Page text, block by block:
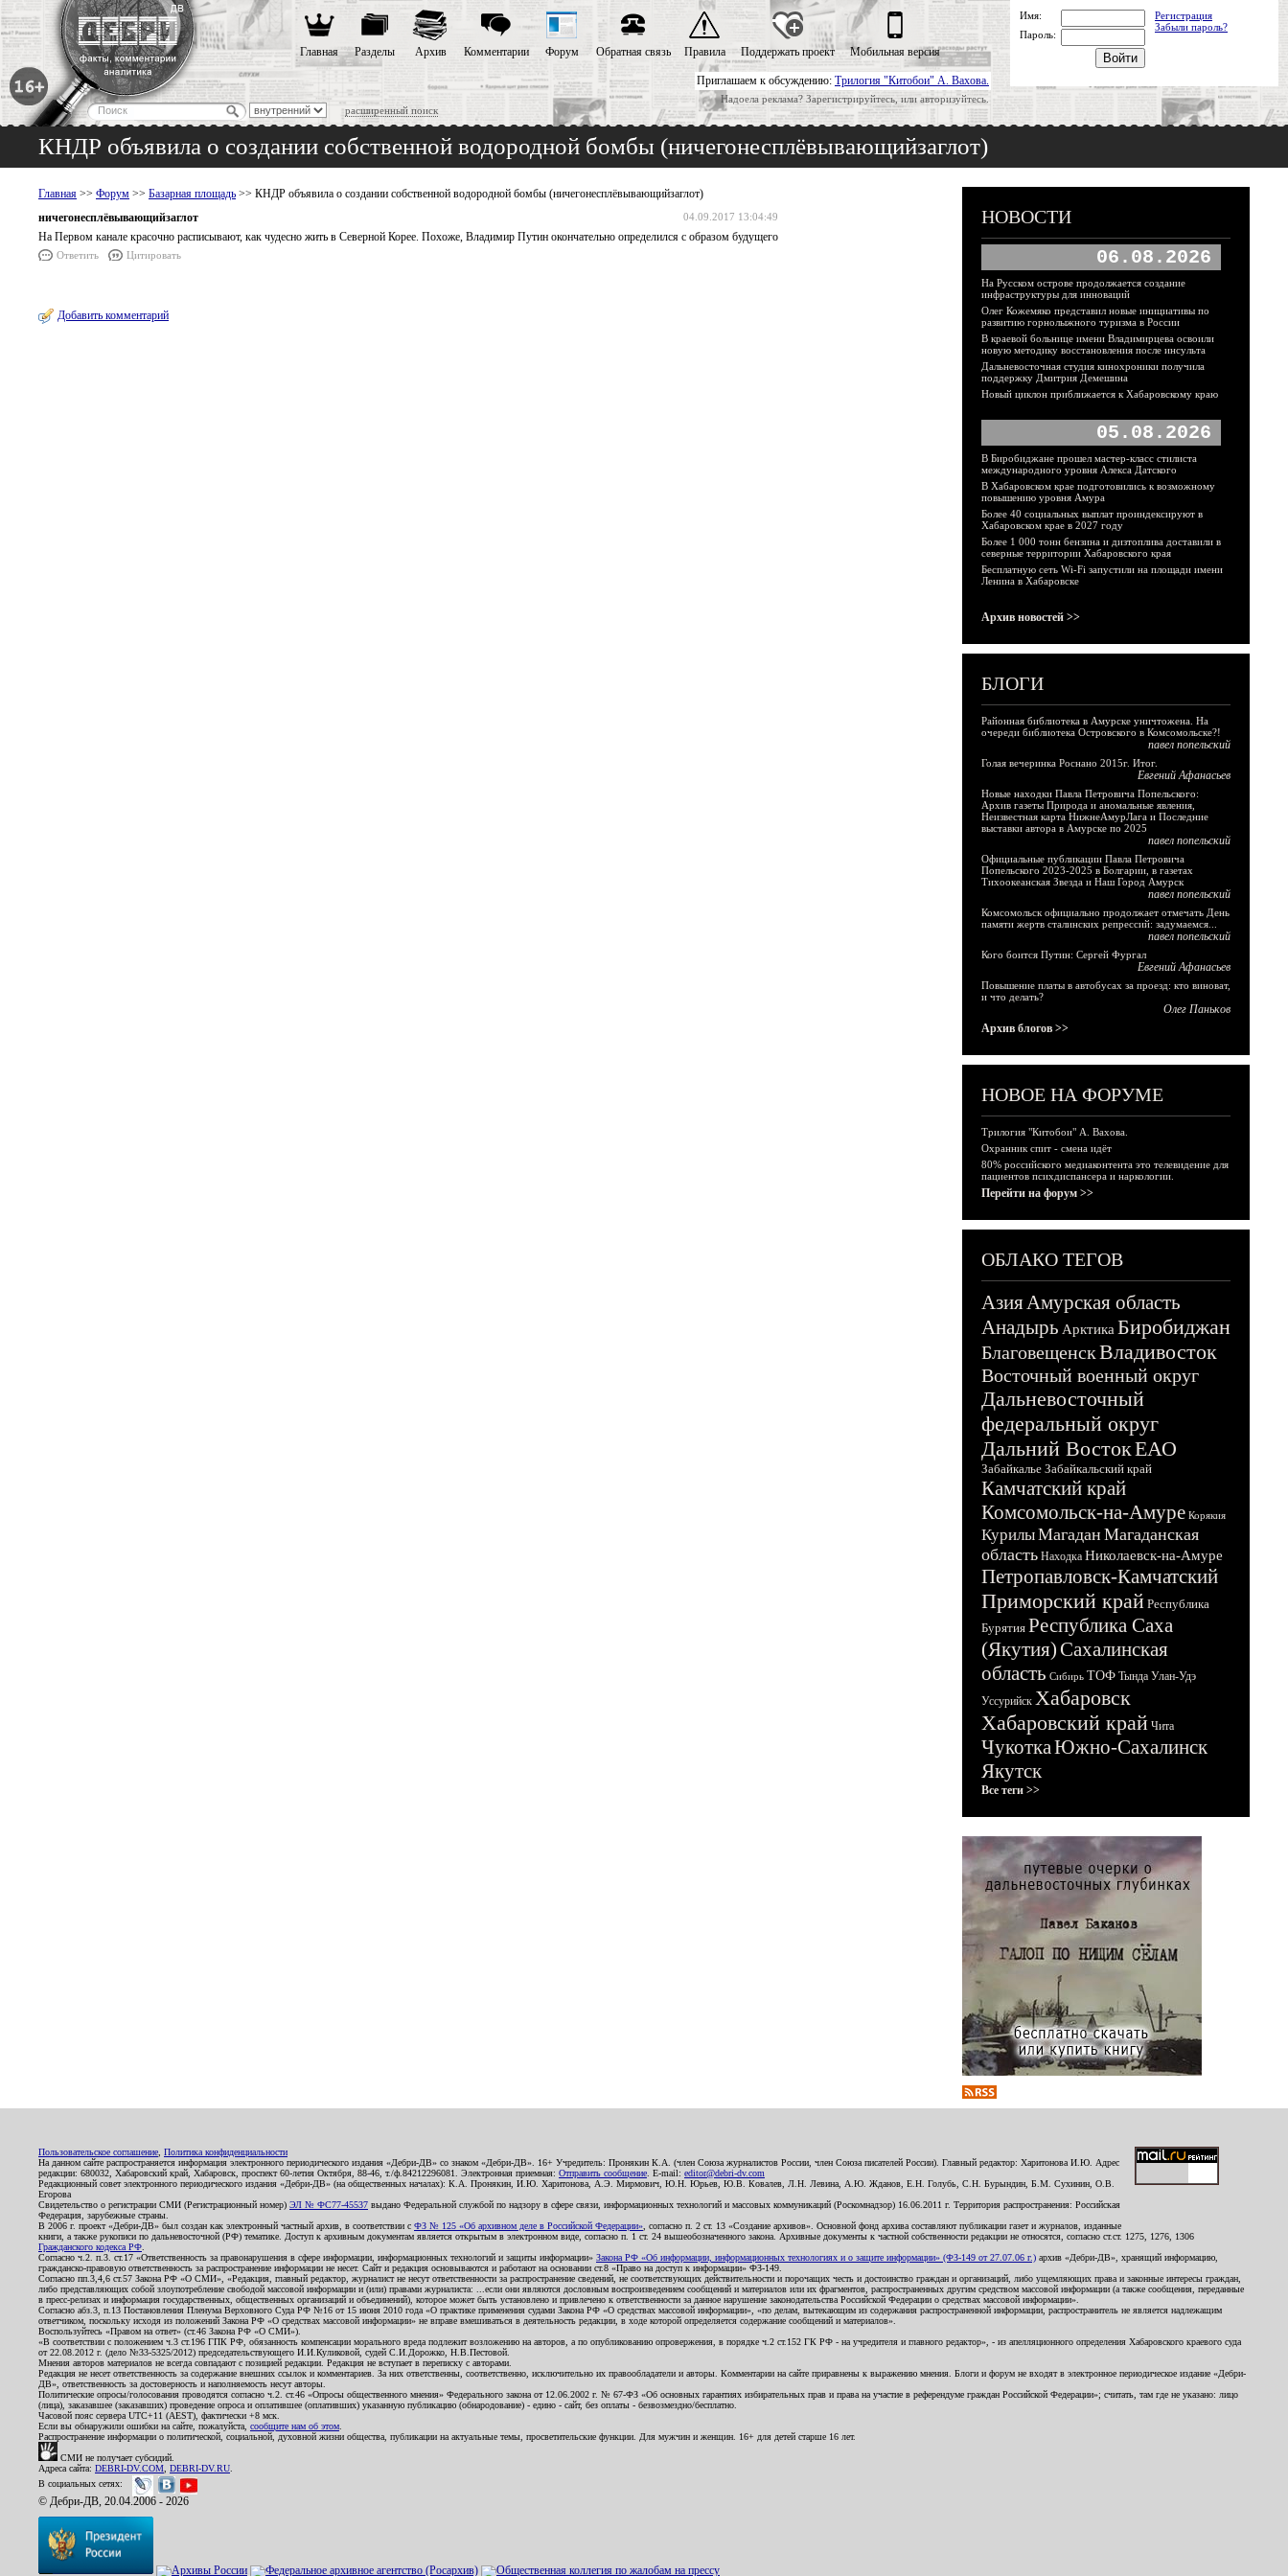
Приглашаем к обсуждению: Трилогия "Китобои" А. Вахова.
Надоела реклама? Зарегистрируйтесь, или авторизуйтесь.
расширенный поиск
Главная Разделы Архив Комментарии Форум Обратная связь Правила Поддержать проект Мобильная версия
Имя:
Регистрация
Забыли пароль?
Пароль:
КНДР объявила о создании собственной водородной бомбы (ничегонесплёвывающийзаглот)
Главная >> Форум >> Базарная площадь >> КНДР объявила о создании собственной водородной бомбы (ничегонесплёвывающийзаглот)
04.09.2017 13:04:49
ничегонесплёвывающийзаглот
На Первом канале красочно расписывают, как чудесно жить в Северной Корее. Похоже, Владимир Путин окончательно определился с образом будущего
Ответить Цитировать
Добавить комментарий
НОВОСТИ
06.08.2026
На Русском острове продолжается создание
инфраструктуры для инноваций
Олег Кожемяко представил новые инициативы по
развитию горнолыжного туризма в России
В краевой больнице имени Владимирцева освоили
новую методику восстановления после инсульта
Дальневосточная студия кинохроники получила
поддержку Дмитрия Демешина
Новый циклон приближается к Хабаровскому краю
05.08.2026
В Биробиджане прошел мастер-класс стилиста
международного уровня Алекса Датского
В Хабаровском крае подготовились к возможному
повышению уровня Амура
Более 40 социальных выплат проиндексируют в
Хабаровском крае в 2027 году
Более 1 000 тонн бензина и дизтоплива доставили в
северные территории Хабаровского края
Бесплатную сеть Wi-Fi запустили на площади имени
Ленина в Хабаровске
Архив новостей >>
БЛОГИ
Районная библиотека в Амурске уничтожена. На
очереди библиотека Островского в Комсомольске?!
павел попельский
Голая вечеринка Роснано 2015г. Итог.
Евгений Афанасьев
Новые находки Павла Петровича Попельского:
Архив газеты Природа и аномальные явления,
Неизвестная карта НижнеАмурЛага и Последние
выставки автора в Амурске по 2025
павел попельский
Официальные публикации Павла Петровича
Попельского 2023-2025 в Болгарии, в газетах
Тихоокеанская Звезда и Наш Город Амурск
павел попельский
Комсомольск официально продолжает отмечать День
памяти жертв сталинских репрессий: задумаемся...
павел попельский
Кого боится Путин: Сергей Фургал
Евгений Афанасьев
Повышение платы в автобусах за проезд: кто виноват,
и что делать?
Олег Паньков
Архив блогов >>
НОВОЕ НА ФОРУМЕ
Трилогия "Китобои" А. Вахова.
Охранник спит - смена идёт
80% российского медиаконтента это телевидение для
пациентов психдиспансера и наркологии.
Перейти на форум >>
ОБЛАКО ТЕГОВ
АзияАмурская область
Анадырь Арктика Биробиджан
БлаговещенскВладивосток
Восточный военный округ
Дальневосточный
федеральный округ
Дальний ВостокЕАО
Забайкалье Забайкальский край
Камчатский край
Комсомольск-на-Амуре Корякия
КурилыМагадан Магаданская
область Находка Николаевск-на-Амуре
Петропавловск-Камчатский
Приморский край Республика
Бурятия Республика Саха
(Якутия)Сахалинская
область Сибирь ТОФ Тында Улан-Удэ
Уссурийск Хабаровск
Хабаровский край Чита
ЧукоткаЮжно-Сахалинск
Якутск
Все теги >>
Пользовательское соглашение Политика конфиденциальности
На данном сайте распространяется информация электронного периодического издания «Дебри-ДВ» со знаком «Дебри-ДВ». 16+ Учредитель: Пронякин К.А. (член Союза журналистов России, член Союза писателей России). Главный редактор: Харитонова И.Ю. Адрес
редакции: 680032, Хабаровский край, Хабаровск, проспект 60-летия Октября, 88-46, т./ф.84212296081. Электронная приемная: Отправить сообщение . E-mail: editor@debri-dv.com
Редакционный совет электронного периодического издания «Дебри-ДВ» (на общественных началах): К.А. Пронякин, И.Ю. Харитонова, А.Э. Мирмович, Ю.Н. Юрьев, Ю.В. Ковалев, Л.Н. Левина, А.Ю. Жданов, Е.Н. Голубь, С.Н. Бурындин, Б.М. Сухинин, О.В.
Егорова
Свидетельство о регистрации СМИ (Регистрационный номер) ЭЛ № ФС77-45537 выдано Федеральной службой по надзору в сфере связи, информационных технологий и массовых коммуникаций (Роскомнадзор) 16.06.2011 г. Территория распространения: Российская
Федерация, зарубежные страны.
В 2006 г. проект «Дебри-ДВ» был создан как электронный частный архив, в соответствии с ФЗ № 125 «Об архивном деле в Российской Федерации» , согласно п. 2 ст. 13 «Создание архивов». Основной фонд архива составляют публикации газет и журналов, изданные
книги, а также рукописи по дальневосточной (РФ) тематике. Доступ к архивным документам является открытым в электронном виде, согласно п. 1 ст. 24 вышеобозначенного закона. Архивные документы к частной собственности редакции не относятся, согласно ст.ст. 1275, 1276, 1306
Гражданского кодекса РФ
Согласно ч.2. п.3. ст.17 «Ответственность за правонарушения в сфере информации, информационных технологий и защиты информации» Закона РФ «Об информации, информационных технологиях и о защите информации» (ФЗ-149 от 27.07.06 г.) архив «Дебри-ДВ», хранящий информацию,
гражданско-правовую ответственность за распространение информации не несет. Сайт и редакция основываются и работают на основании ст.8 «Право на доступ к информации» ФЗ-149.
Согласно пп.3,4,6 ст.57 Закона РФ «О СМИ», «Редакция, главный редактор, журналист не несут ответственности за распространение сведений, не соответствующих действительности и порочащих честь и достоинство граждан и организаций, либо ущемляющих права и законные интересы граждан,
либо представляющих собой злоупотребление свободой массовой информации и (или) правами журналиста: ...если они являются дословным воспроизведением сообщений и материалов или их фрагментов, распространенных другим средством массовой информации (а также сообщения, переданные
в пресс-релизах и информация государственных, общественных организаций и объединений), которое может быть установлено и привлечено к ответственности за данное нарушение законодательства Российской Федерации о средствах массовой информации».
Согласно абз.3, п.13 Постановления Пленума Верховного Суда РФ №16 от 15 июня 2010 года «О практике применения судами Закона РФ «О средствах массовой информации», «по делам, вытекающим из содержания распространенной информации, распространитель не является надлежащим
ответчиком, поскольку исходя из положений Закона РФ «О средствах массовой информации» не вправе вмешиваться в деятельность редакции, в ходе которой определяется содержание сообщений и материалов».
Воспользуйтесь «Правом на ответ» (ст.46 Закона РФ «О СМИ»).
«В соответствии с положением ч.3 ст.196 ГПК РФ, обязанность компенсации морального вреда подлежит возложению на авторов, а по опубликованию опровержения, в порядке ч.2 ст.152 ГК РФ - на учредителя и главного редактор», - из апелляционного определения Хабаровского краевого суда
от 22.08.2012 г. (дело №33-5325/2012) председательствующего И.И.Куликовой, судей С.И.Дорожко, Н.В.Пестовой.
Мнения авторов материалов не всегда совпадают с позицией редакции. Редакция не вступает в переписку с авторами.
Редакция не несет ответственность за содержание внешних ссылок и комментариев. За них ответственны, соответственно, исключительно их правообладатели и авторы. Комментарии на сайте приравнены к выражению мнения. Блоги и форум не входят в электронное периодическое издание «Дебри-
ДВ», ответственность за достоверность и наполняемость несут авторы.
Политические опросы/голосования проводятся согласно ч.2. ст.46 «Опросы общественного мнения» Федерального закона от 12.06.2002 г. № 67-ФЗ «Об основных гарантиях избирательных прав и права на участие в референдуме граждан Российской Федерации»; считать, там где не указано: лицо
(лица), заказавшее (заказавших) проведение опроса и оплатившее (оплативших) указанную публикацию (обнародование) - едино - сайт, без оплаты - безвозмездно/бесплатно.
Часовой пояс сервера UTC+11 (AEST), фактически +8 мск.
Если вы обнаружили ошибки на сайте, пожалуйста, сообщите нам об этом
Распространение информации о политической, социальной, духовной жизни общества, публикации на актуальные темы, просветительские функции. Для мужчин и женщин. 16+ для детей старше 16 лет.
СМИ не получает субсидий.
Адреса сайта: DEBRI-DV.COM DEBRI-DV.RU
В социальных сетях:
© Дебри-ДВ, 20.04.2006 - 2026